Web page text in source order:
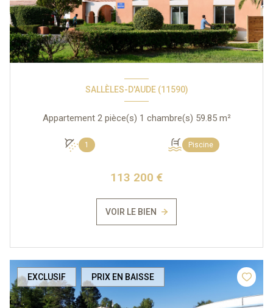
SALLÈLES-D'AUDE (11590)
Appartement 2 pièce(s) 1 chambre(s) 59.85 m²
1 Piscine
113 200 €
VOIR LE BIEN
EXCLUSIF PRIX EN BAISSE